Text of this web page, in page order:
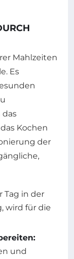
Mahlzeiten
Es
das
Kochen
der
Tag in der
wird für die
und